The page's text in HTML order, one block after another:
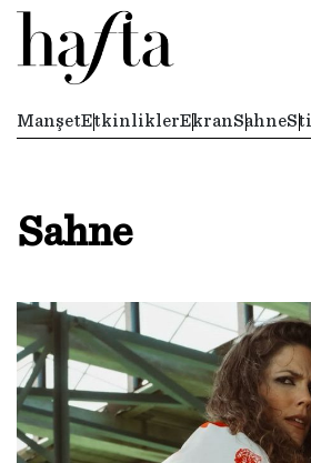
ManşetEtkinliklerEkranSahneStil
Sahne